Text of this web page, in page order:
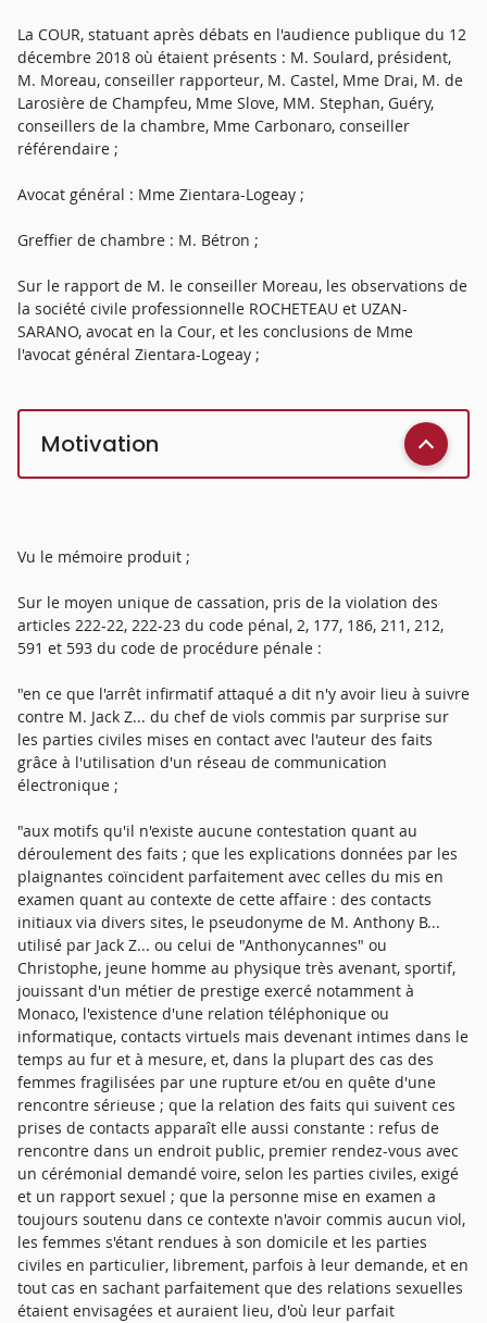
La COUR, statuant après débats en l'audience publique du 12
décembre 2018 où étaient présents : M. Soulard, président,
M. Moreau, conseiller rapporteur, M. Castel, Mme Drai, M. de
Larosière de Champfeu, Mme Slove, MM. Stephan, Guéry,
conseillers de la chambre, Mme Carbonaro, conseiller
référendaire ;
Avocat général : Mme Zientara-Logeay ;
Greffier de chambre : M. Bétron ;
Sur le rapport de M. le conseiller Moreau, les observations de
la société civile professionnelle ROCHETEAU et UZAN-
SARANO, avocat en la Cour, et les conclusions de Mme
l'avocat général Zientara-Logeay ;
Motivation
Vu le mémoire produit ;
Sur le moyen unique de cassation, pris de la violation des
articles 222-22, 222-23 du code pénal, 2, 177, 186, 211, 212,
591 et 593 du code de procédure pénale :
"en ce que l'arrêt infirmatif attaqué a dit n'y avoir lieu à suivre
contre M. Jack Z... du chef de viols commis par surprise sur
les parties civiles mises en contact avec l'auteur des faits
grâce à l'utilisation d'un réseau de communication
électronique ;
"aux motifs qu'il n'existe aucune contestation quant au
déroulement des faits ; que les explications données par les
plaignantes coïncident parfaitement avec celles du mis en
examen quant au contexte de cette affaire : des contacts
initiaux via divers sites, le pseudonyme de M. Anthony B...
utilisé par Jack Z... ou celui de "Anthonycannes" ou
Christophe, jeune homme au physique très avenant, sportif,
jouissant d'un métier de prestige exercé notamment à
Monaco, l'existence d'une relation téléphonique ou
informatique, contacts virtuels mais devenant intimes dans le
temps au fur et à mesure, et, dans la plupart des cas des
femmes fragilisées par une rupture et/ou en quête d'une
rencontre sérieuse ; que la relation des faits qui suivent ces
prises de contacts apparaît elle aussi constante : refus de
rencontre dans un endroit public, premier rendez-vous avec
un cérémonial demandé voire, selon les parties civiles, exigé
et un rapport sexuel ; que la personne mise en examen a
toujours soutenu dans ce contexte n'avoir commis aucun viol,
les femmes s'étant rendues à son domicile et les parties
civiles en particulier, librement, parfois à leur demande, et en
tout cas en sachant parfaitement que des relations sexuelles
étaient envisagées et auraient lieu, d'où leur parfait